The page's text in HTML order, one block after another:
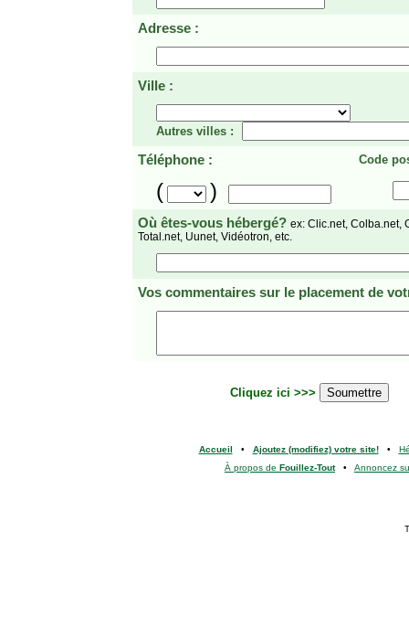
Adresse :
Ville :
Autres villes :
Téléphone : Code
( )
Où êtes-vous hébergé? ex: Clic.net, Colba.net,
Total.net, Uunet, Vidéotron, etc.
Vos commentaires sur le placement de
Cliquez ici >>>
Accueil • Ajoutez (modifiez) votre site!•
À propos de Fouillez-Tout• Annoncez